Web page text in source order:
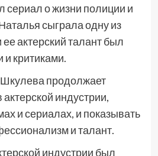
сериал о жизни полиции и
сыграла одну из
актерский талант был
и критиками.
продолжает
актерской индустрии,
и сериалах, и показывать
и талант.
индустрии был